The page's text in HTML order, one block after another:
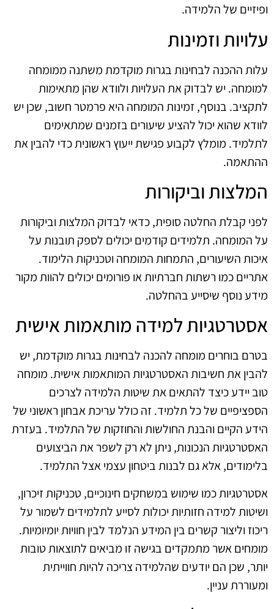
ופיזיים של הלמידה.
עלויות וזמינות
עלות ההכנה לבחינות בגרות מוקדמת משתנה ממומחה
למומחה. יש לבדוק את העלויות ולוודא שהן מתאימות
לתקציב. בנוסף, זמינות המומחה היא פרמטר חשוב, שכן יש
לוודא שהוא יכול להציע שיעורים בזמנים שמתאימים
לתלמיד. מומלץ לקבוע פגישת ייעוץ ראשונית כדי להבין את
ההתאמה.
המלצות וביקורות
לפני קבלת החלטה סופית, כדאי לבדוק המלצות וביקורות
על המומחה. תלמידים קודמים יכולים לספק תובנות על
איכות השיעורים, התמחות המומחה וטכניקות הלימוד.
אתריים כמו רשתות חברתיות או פורומים יכולים להוות מקור
מידע נוסף שיסייע בהחלטה.
אסטרטגיות למידה מותאמות אישית
בטרם בוחרים מומחה להכנה לבחינות בגרות מוקדמת, יש
להבין את חשיבות האסטרטגיות המותאמות אישית. מומחה
טוב יידע כיצד להתאים את שיטות הלמידה לצרכים
הספציפיים של כל תלמיד. זה כולל עריכת אבחון ראשוני של
הידע הקיים והבנת החולשות והחוזקות של התלמיד. בעזרת
האסטרטגיות הנכונות, ניתן לא רק לשפר את הביצועים
בלימודים, אלא גם לבנות ביטחון עצמי אצל התלמיד.
אסטרטגיות כמו שימוש במשחקים חינוכיים, טכניקות זיכרון,
ושיטות למידה חזותיות יכולות לסייע לתלמידים לשמור על
ריכוז וליצור קשרים בין המידע הנלמד לבין חוויות יומיומיות.
מומחים אשר מתמקדים בגישה זו מביאים לתוצאות טובות
יותר, שכן הם יודעים שהלמידה צריכה להיות חווייתית
ומעוררת עניין.